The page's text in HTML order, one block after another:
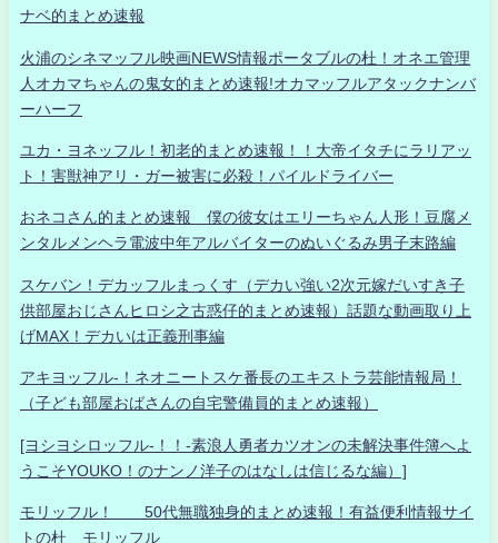
ナベ的まとめ速報
火浦のシネマッフル映画NEWS情報ポータブルの杜！オネエ管理
人オカマちゃんの鬼女的まとめ速報!オカマッフルアタックナンバ
ーハーフ
ユカ・ヨネッフル！初老的まとめ速報！！大帝イタチにラリアッ
ト！害獣神アリ・ガー被害に必殺！パイルドライバー
おネコさん的まとめ速報 僕の彼女はエリーちゃん人形！豆腐メ
ンタルメンヘラ電波中年アルバイターのぬいぐるみ男子末路編
スケバン！デカッフルまっくす（デカい強い2次元嫁だいすき子
供部屋おじさんヒロシ之古惑仔的まとめ速報）話題な動画取り上
げMAX！デカいは正義刑事編
アキヨッフル-！ネオニートスケ番長のエキストラ芸能情報局！
（子ども部屋おばさんの自宅警備員的まとめ速報）
[ヨシヨシロッフル-！！-素浪人勇者カツオンの未解決事件簿へよ
うこそYOUKO！のナンノ洋子のはなしは信じるな編）]
モリッフル！ 50代無職独身的まとめ速報！有益便利情報サイ
トの杜 モリッフル